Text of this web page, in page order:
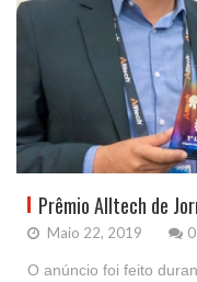
Prêmio Alltech de
Maio 22, 2019 0
O anúncio foi feito